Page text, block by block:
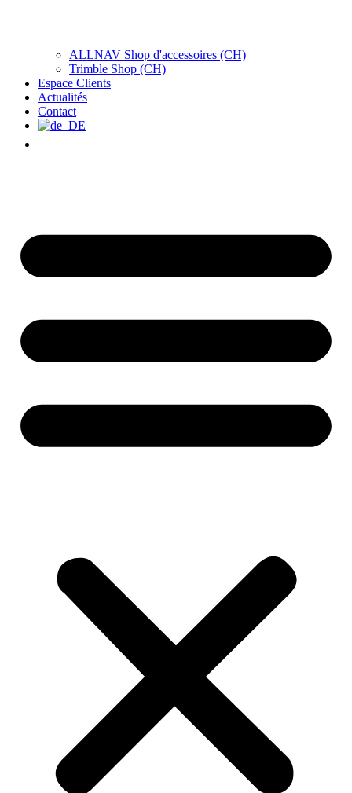
ALLNAV Shop d'accessoires (CH)
Trimble Shop (CH)
Espace Clients
Actualités
Contact